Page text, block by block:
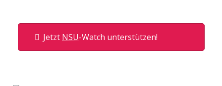
Jetzt NSU-Watch unterstützen!